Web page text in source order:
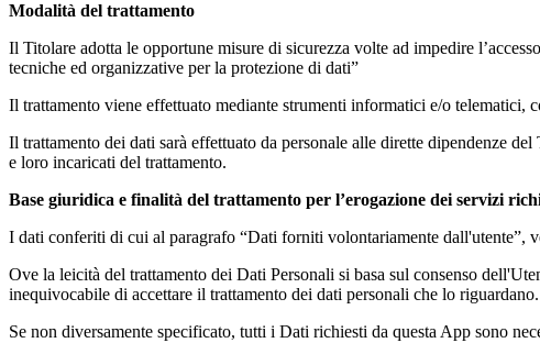
Modalità del trattamento
Il Titolare adotta le opportune misure di sicurezza volte ad impedire
tecniche ed organizzative per la protezione di dati”
Il trattamento viene effettuato mediante strumenti informatici e/o telematici,
Il trattamento dei dati sarà effettuato da personale alle dirette dipendenze
e loro incaricati del trattamento.
Base giuridica e finalità del trattamento per l’erogazione dei servizi
I dati conferiti di cui al paragrafo “Dati forniti volontariamente dall'utente”,
Ove la leicità del trattamento dei Dati Personali si basa sul consenso
inequivocabile di accettare il trattamento dei dati personali che lo riguardano.
Se non diversamente specificato, tutti i Dati richiesti da questa App sono